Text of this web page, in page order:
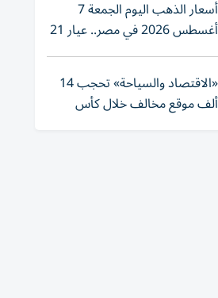
أسعار الذهب اليوم الجمعة 7
أغسطس 2026 في مصر.. عيار 21
يقترب من هذا الرقم
«الاقتصاد والسياحة» تحجب 14
ألف موقع مخالف خلال كأس